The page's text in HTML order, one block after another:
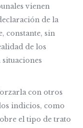
vienen
de la
constante, sin
de los
con otros
indicios, como
el tipo de trato